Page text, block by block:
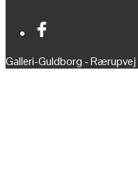
Galleri-Guldborg -